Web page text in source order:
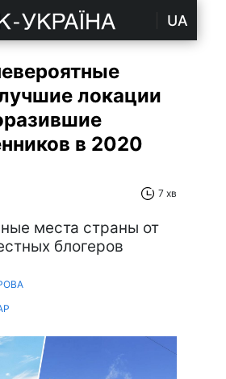
UA
локации
в 2020
7 хв
места страны от
блогеров